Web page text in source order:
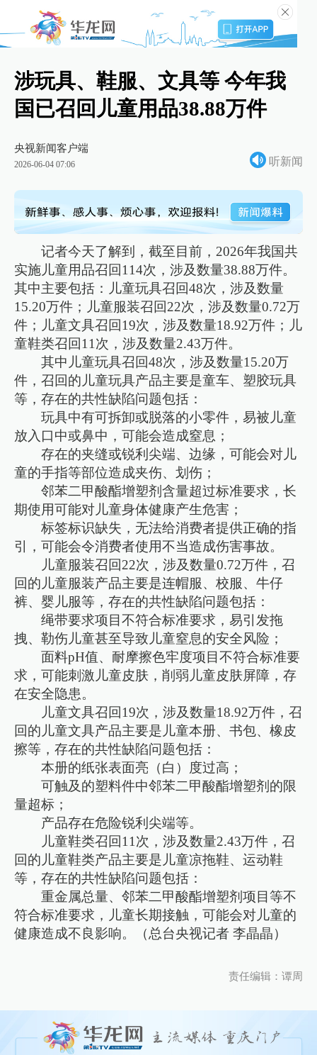
涉玩具、鞋服、文具等 今年我
国已召回儿童用品38.88万件
央视新闻客户端
2026-06-04 07:06 听新闻
记者今天了解到，截至目前，2026年我国共
实施儿童用品召回114次，涉及数量38.88万件。
其中主要包括：儿童玩具召回48次，涉及数量
15.20万件；儿童服装召回22次，涉及数量0.72万
件；儿童文具召回19次，涉及数量18.92万件；儿
童鞋类召回11次，涉及数量2.43万件。
其中儿童玩具召回48次，涉及数量15.20万
件，召回的儿童玩具产品主要是童车、塑胶玩具
等，存在的共性缺陷问题包括：
玩具中有可拆卸或脱落的小零件，易被儿童
放入口中或鼻中，可能会造成窒息；
存在的夹缝或锐利尖端、边缘，可能会对儿
童的手指等部位造成夹伤、划伤；
邻苯二甲酸酯增塑剂含量超过标准要求，长
期使用可能对儿童身体健康产生危害；
标签标识缺失，无法给消费者提供正确的指
引，可能会令消费者使用不当造成伤害事故。
儿童服装召回22次，涉及数量0.72万件，召
回的儿童服装产品主要是连帽服、校服、牛仔
裤、婴儿服等，存在的共性缺陷问题包括：
绳带要求项目不符合标准要求，易引发拖
拽、勒伤儿童甚至导致儿童窒息的安全风险；
面料pH值、耐摩擦色牢度项目不符合标准要
求，可能刺激儿童皮肤，削弱儿童皮肤屏障，存
在安全隐患。
儿童文具召回19次，涉及数量18.92万件，召
回的儿童文具产品主要是儿童本册、书包、橡皮
擦等，存在的共性缺陷问题包括：
本册的纸张表面亮（白）度过高；
可触及的塑料件中邻苯二甲酸酯增塑剂的限
量超标；
产品存在危险锐利尖端等。
儿童鞋类召回11次，涉及数量2.43万件，召
回的儿童鞋类产品主要是儿童凉拖鞋、运动鞋
等，存在的共性缺陷问题包括：
重金属总量、邻苯二甲酸酯增塑剂项目等不
符合标准要求，儿童长期接触，可能会对儿童的
健康造成不良影响。（总台央视记者 李晶晶）
责任编辑：谭周